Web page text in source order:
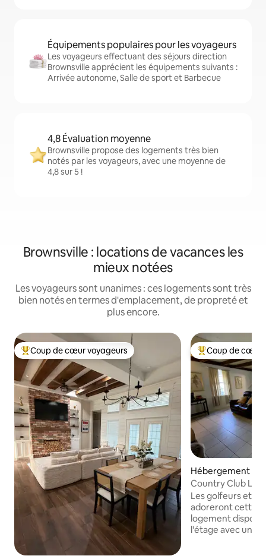
Équipements populaires pour les voyageurs
Les voyageurs effectuant des séjours direction
Brownsville apprécient les équipements suivants :
Arrivée autonome, Salle de sport et Barbecue
4,8 Évaluation moyenne
Brownsville propose des logements très bien
notés par les voyageurs, avec une moyenne de
4,8 sur 5 !
Brownsville : locations de vacances les
mieux notées
Les voyageurs sont unanimes : ces logements sont très
bien notés en termes d'emplacement, de propreté et
plus encore.
Coups de cœur voyageurs les plus appréciés
Coup de cœur voyageurs Coups de cœur
Coup de cœur
Hébergement ⋅
Country Club
excellent
Les golfeurs et
adoreront cette
logement
l'étage avec une